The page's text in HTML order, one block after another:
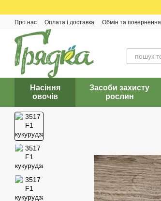
Про нас Оплата і доставка Обмін та повернення
Насіння
овочів
Засоби захисту
рослин